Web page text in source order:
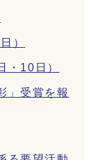
）
・10日）
」受賞を報